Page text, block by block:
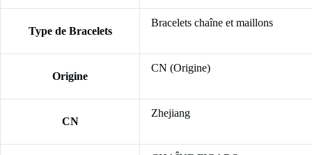
Type de Bracelets
Bracelets chaîne et maillons
Origine
CN (Origine)
CN
Zhejiang